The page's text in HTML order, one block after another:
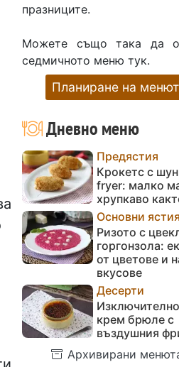
празниците.
Можете също така да
седмичното меню тук.
Планиране на
Дневно меню
Предястия
Крокетс с
fryer: малко
хрупкаво
Основни ястия
Ризото с
горгонзола:
от цветове и
вкусове
Десерти
крем брюле с
въздушния
Архивирани